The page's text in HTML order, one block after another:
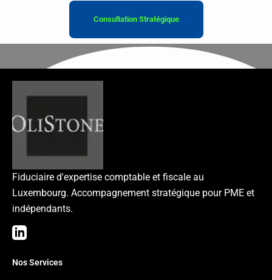
Consultation Stratégique
Fiduciaire d'expertise comptable et fiscale au
Luxembourg. Accompagnement stratégique pour PME et
indépendants.
Nos Services